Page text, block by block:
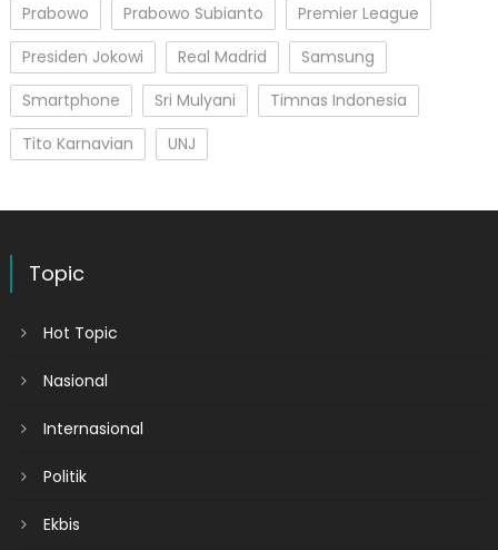
Prabowo
Prabowo Subianto
Premier League
Presiden Jokowi
Real Madrid
Samsung
Smartphone
Sri Mulyani
Timnas Indonesia
Tito Karnavian
UNJ
Topic
Hot Topic
Nasional
Internasional
Politik
Ekbis